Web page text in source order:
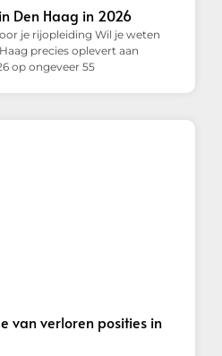
Den Haag in 2026
je rijopleiding Wil je weten
precies oplevert aan
op ongeveer 55
van verloren posities in